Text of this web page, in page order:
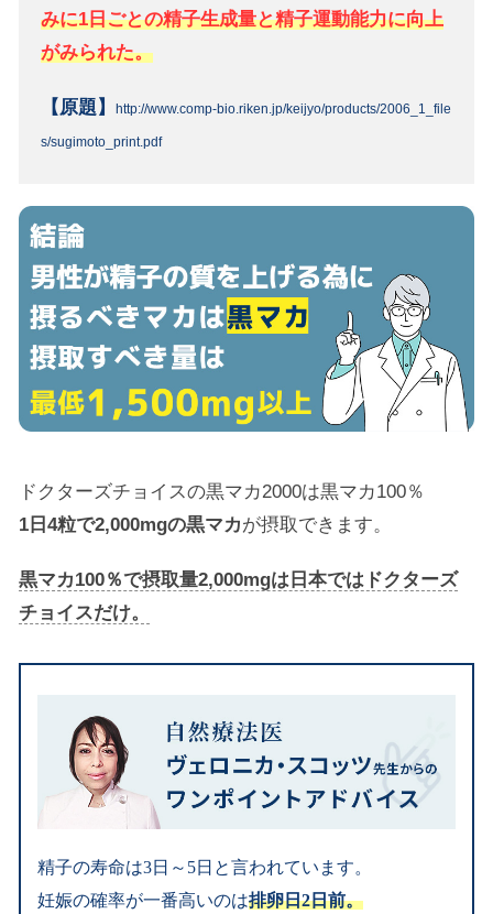
みに1日ごとの精子生成量と精子運動能力に向上
がみられた。
【原題】 http://www.comp-bio.riken.jp/keijyo/products/2006_1_file
s/sugimoto_print.pdf
ドクターズチョイスの黒マカ2000は黒マカ100％
1日4粒で2,000mgの黒マカが摂取できます。
黒マカ100％で摂取量2,000mgは日本ではドクターズ
チョイスだけ。
精子の寿命は3日～5日と言われています。
妊娠の確率が一番高いのは排卵日2日前。